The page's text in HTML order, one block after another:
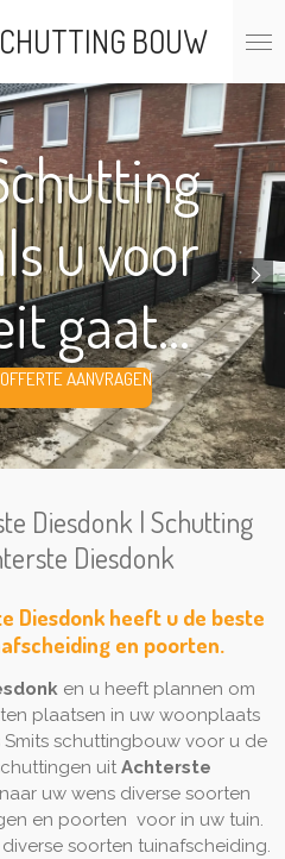
BOUW
u voor
gaat...
AANVRAGEN
Diesdonk | Schutting
Diesdonk
Diesdonk heeft u de beste
en poorten.
en u heeft plannen om
plaatsen in uw woonplaats
Smits schuttingbouw voor u de
uit Achterste
uw wens diverse soorten
en poorten voor in uw tuin.
soorten tuinafscheiding.